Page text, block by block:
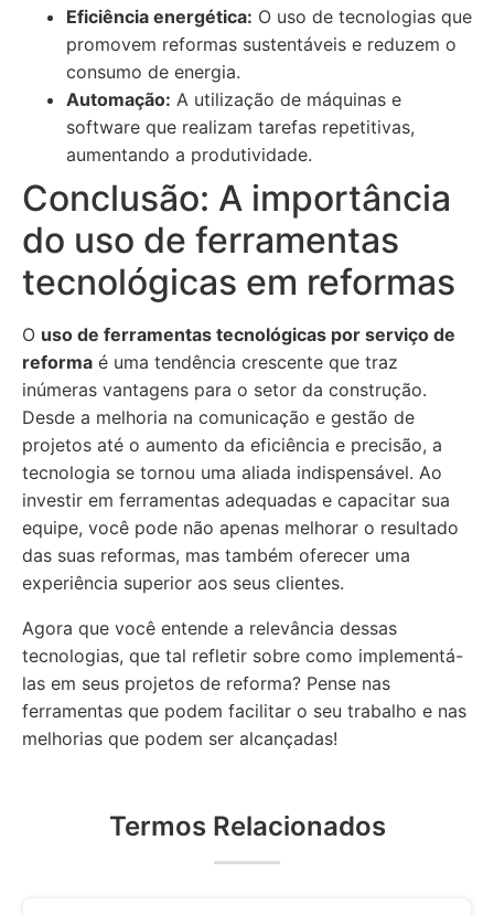
Eficiência energética: O uso de tecnologias que
promovem reformas sustentáveis e reduzem o
consumo de energia.
Automação: A utilização de máquinas e
software que realizam tarefas repetitivas,
aumentando a produtividade.
Conclusão: A importância
do uso de ferramentas
tecnológicas em reformas
O uso de ferramentas tecnológicas por serviço de
reforma é uma tendência crescente que traz
inúmeras vantagens para o setor da construção.
Desde a melhoria na comunicação e gestão de
projetos até o aumento da eficiência e precisão, a
tecnologia se tornou uma aliada indispensável. Ao
investir em ferramentas adequadas e capacitar sua
equipe, você pode não apenas melhorar o resultado
das suas reformas, mas também oferecer uma
experiência superior aos seus clientes.
Agora que você entende a relevância dessas
tecnologias, que tal refletir sobre como implementá-
las em seus projetos de reforma? Pense nas
ferramentas que podem facilitar o seu trabalho e nas
melhorias que podem ser alcançadas!
Termos Relacionados